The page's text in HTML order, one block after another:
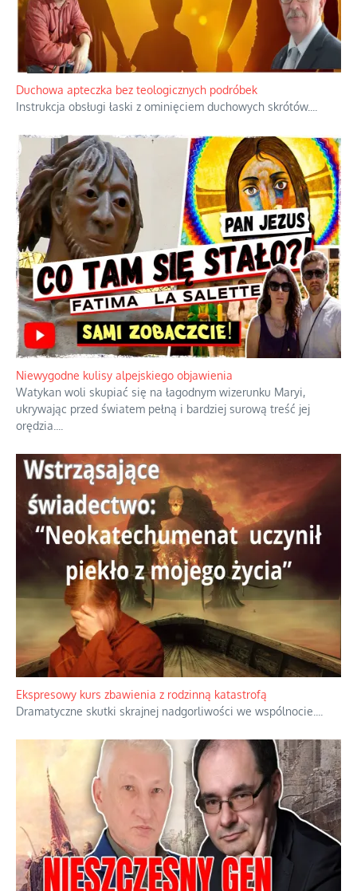
Niezwykły scenariusz bez państwowej dotacji
Reżyser Jerzy Zalewski przedstawia kulisy powstawania swoich
dokumentów, wyzwania związane z ich finansowaniem oraz
nieznane fakty dotyczące biografii...
Duchowa apteczka bez teologicznych podróbek
Instrukcja obsługi łaski z ominięciem duchowych skrótów.
Niewygodne kulisy alpejskiego objawienia
Watykan woli skupiać się na łagodnym wizerunku Maryi,
ukrywając przed światem pełną i bardziej surową treść jej
orędzia....